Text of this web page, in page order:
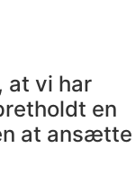
at vi har
en
at ansætte